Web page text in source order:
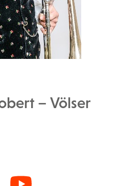
– Völser